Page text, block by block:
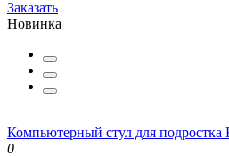
Заказать
Новинка
Компьютерный стул для подростка
0